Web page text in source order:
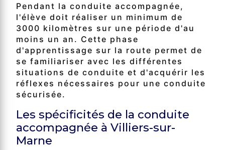
Pendant la conduite accompagnée,
l'élève doit réaliser un minimum de
3000 kilomètres sur une période d'au
moins un an. Cette phase
d'apprentissage sur la route permet de
se familiariser avec les différentes
situations de conduite et d'acquérir les
réflexes nécessaires pour une conduite
sécurisée.
Les spécificités de la conduite
accompagnée à Villiers-sur-
Marne